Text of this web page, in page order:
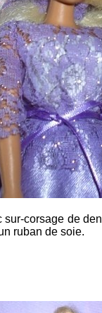
sur-corsage de
ruban de soie.